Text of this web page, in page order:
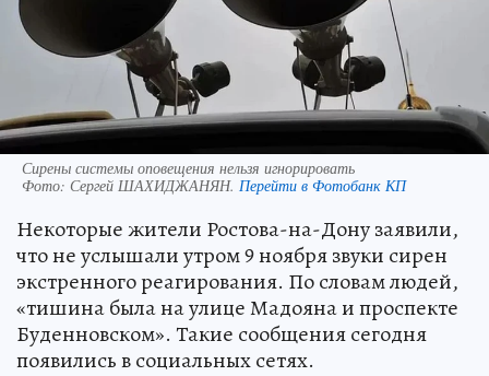
Сирены системы оповещения нельзя игнорировать
Фото: Сергей ШАХИДЖАНЯН. Перейти в Фотобанк КП
Некоторые жители Ростова-на-Дону заявили,
что не услышали утром 9 ноября звуки сирен
экстренного реагирования. По словам людей,
«тишина была на улице Мадояна и проспекте
Буденновском». Такие сообщения сегодня
появились в социальных сетях.